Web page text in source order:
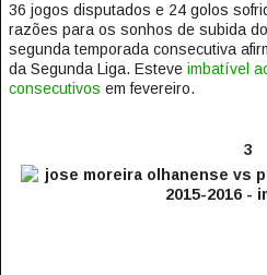
36 jogos disputados e 24 golos
razões para os sonhos de subida
segunda temporada consecutiva
da Segunda Liga. Esteve imbatível
consecutivos em fevereiro.
3